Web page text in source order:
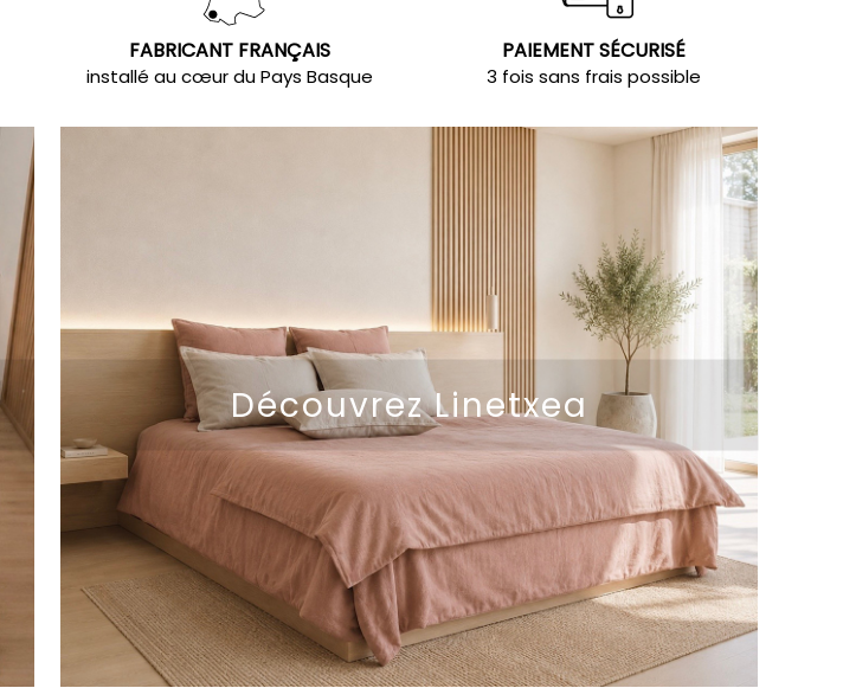
FABRICANT FRANÇAIS
installé au cœur du Pays Basque
PAIEMENT SÉCURISÉ
3 fois sans frais possible
Découvrez Linetxea